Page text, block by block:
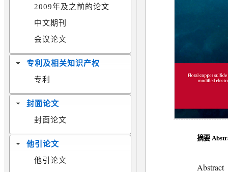
2009年及之前的论文
中文期刊
会议论文
专利及相关知识产权
专利
封面论文
封面论文
他引论文
他引论文
摘要
Abstract